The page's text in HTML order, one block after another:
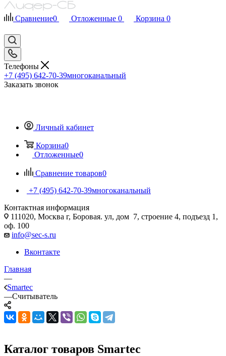
Сравнение0 Отложенные 0 Корзина 0
Телефоны
+7 (495) 642-70-39многоканальный
Заказать звонок
Личный кабинет
Корзина0
Отложенные0
Сравнение товаров0
+7 (495) 642-70-39многоканальный
Контактная информация
111020, Москва г, Боровая. ул, дом 7, строение 4, подъезд 1,
оф. 100
info@sec-s.ru
Вконтакте
Главная
—
Smartec
—Считыватель
Каталог товаров Smartec